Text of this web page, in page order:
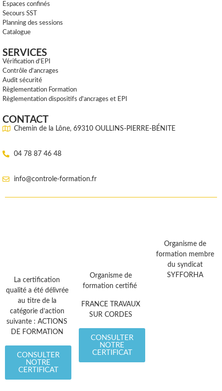
Espaces confinés
Secours SST
Planning des sessions
Catalogue
SERVICES
Vérification d'EPI
Contrôle d'ancrages
Audit sécurité
Règlementation Formation
Règlementation dispositifs d'ancrages et EPI
CONTACT
Chemin de la Lône, 69310 OULLINS-PIERRE-BÉNITE
04 78 87 46 48
info@controle-formation.fr
Organisme de
formation certifié
FRANCE TRAVAUX
SUR CORDES
CONSULTER
NOTRE
CERTIFICAT
Organisme de
formation membre
du syndicat
SYFFORHA
La certification
qualité a été délivrée
au titre de la
catégorie d’action
suivante : ACTIONS
DE FORMATION
CONSULTER
NOTRE
CERTIFICAT